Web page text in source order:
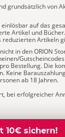
grundsätzlich von
auf das
Artikel und Bücher.
reduzierten Artikeln
in den ORION
Bestellung. Die
Keine
ab 18 Jahren.
bei erfolgreicher
10€ sichern!